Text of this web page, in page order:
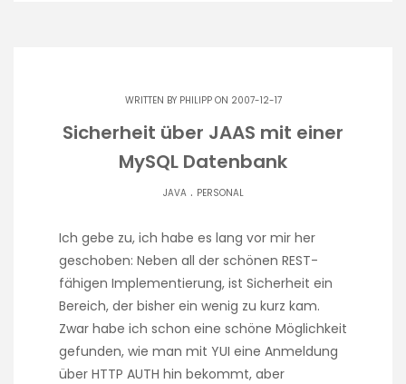
WRITTEN BY PHILIPPON 2007-12-17
Sicherheit über JAAS mit einer
MySQL Datenbank
JAVA. PERSONAL
Ich gebe zu, ich habe es lang vor mir her
geschoben: Neben all der schönen REST-
fähigen Implementierung, ist Sicherheit ein
Bereich, der bisher ein wenig zu kurz kam.
Zwar habe ich schon eine schöne Möglichkeit
gefunden, wie man mit YUI eine Anmeldung
über HTTP AUTH hin bekommt, aber